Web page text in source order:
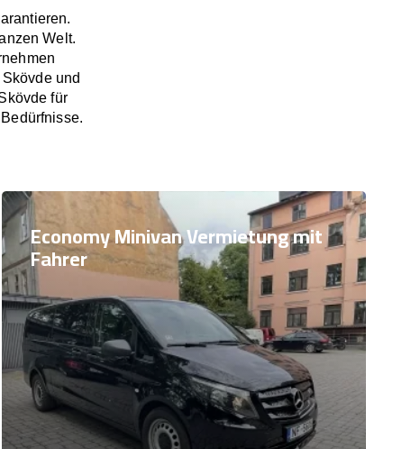
Welt.
und
für
Economy Minivan Vermietung mit
Fahrer